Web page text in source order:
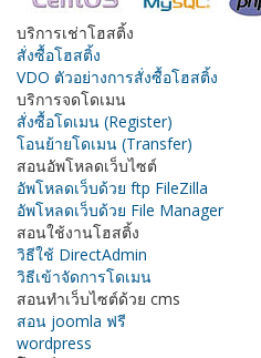
บริการเช่าโฮสติ้ง
สั่งซื้อโฮสติ้ง
VDO ตัวอย่างการสั่งซื้อโฮสติ้ง
บริการจดโดเมน
สั่งซื้อโดเมน (Register)
โอนย้ายโดเมน (Transfer)
สอนอัพโหลดเว็บไซต์
อัพโหลดเว็บด้วย ftp FileZilla
อัพโหลดเว็บด้วย File Manager
สอนใช้งานโฮสติ้ง
วิธีใช้ DirectAdmin
วิธีเข้าจัดการโดเมน
สอนทำเว็บไซต์ด้วย cms
สอน joomla ฟรี
wordpress